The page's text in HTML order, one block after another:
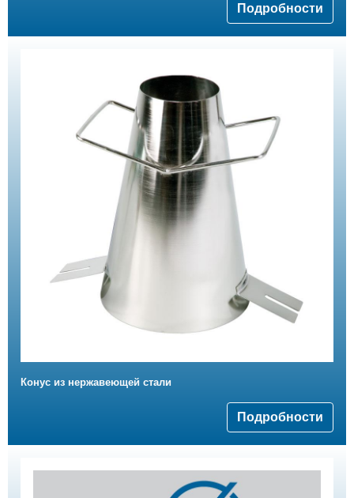
Подробности
Конус из нержавеющей стали
Подробности